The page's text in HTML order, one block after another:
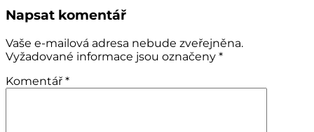
Napsat komentář
Vaše e-mailová adresa nebude zveřejněna.
Vyžadované informace jsou označeny *
Komentář *